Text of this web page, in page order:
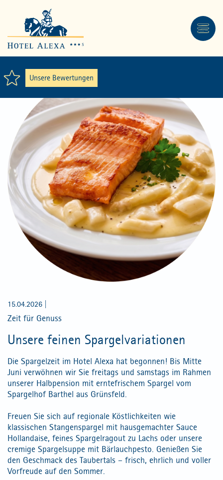
Unsere Bewertungen
15.04.2026
Zeit für Genuss
Unsere feinen Spargelvariationen
Die Spargelzeit im Hotel Alexa hat begonnen! Bis Mitte
Juni verwöhnen wir Sie freitags und samstags im Rahmen
unserer Halbpension mit erntefrischem Spargel vom
Spargelhof Barthel aus Grünsfeld.
Freuen Sie sich auf regionale Köstlichkeiten wie
klassischen Stangenspargel mit hausgemachter Sauce
Hollandaise, feines Spargelragout zu Lachs oder unsere
cremige Spargelsuppe mit Bärlauchpesto. Genießen Sie
den Geschmack des Taubertals – frisch, ehrlich und voller
Vorfreude auf den Sommer.